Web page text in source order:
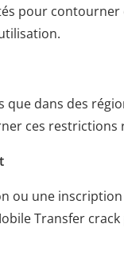
pour
dans des
ces restrictions
ou une
Transfer